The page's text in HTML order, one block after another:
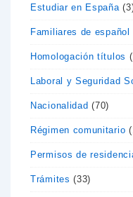
Estudiar en España
Familiares de español
Homologación títulos
Laboral y Seguridad
Nacionalidad (70)
Régimen comunitario
Permisos de
Trámites (33)